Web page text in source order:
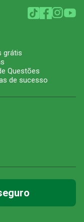
grátis
Questões
de sucesso